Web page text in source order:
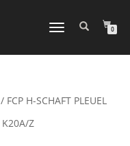
NAVIGATION
0
/ FCP H-SCHAFT PLEUEL
Z